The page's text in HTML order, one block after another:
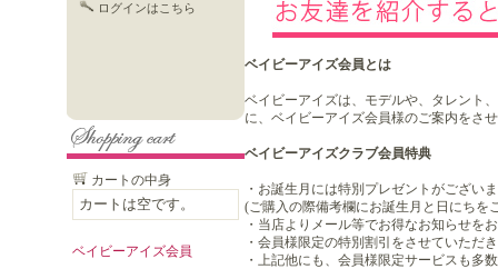
ログインはこちら
カートの中身
カートは空です。
ベイビーアイズ会員
ベイビーアイズ会員とは
ベイビーアイズは、モデルや、タレント
に、ベイビーアイズ会員様のご案内をさ
ベイビーアイズクラブ会員特典
・お誕生月には特別プレゼントがござい
(ご購入の際備考欄にお誕生月と日にちを
・当店よりメール等でお得なお知らせを
・会員様限定の特別割引をさせていただ
・上記他にも、会員様限定サービスも多